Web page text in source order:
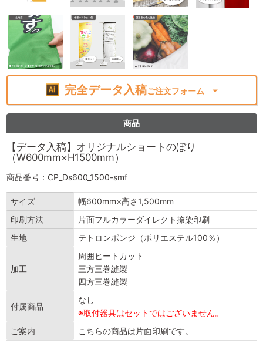
完全データ入稿ご注文フォーム ⏷
商品
【データ入稿】オリジナルショートのぼり
（W600mm×H1500mm）
商品番号：CP_Ds600_1500-smf
サイズ
幅600mm×高さ1,500mm
印刷方法
片面フルカラーダイレクト捺染印刷
生地
テトロンポンジ（ポリエステル100％）
加工
周囲ヒートカット
三方三巻縫製
四方三巻縫製
付属商品
なし
※取付器具はセットではございません。
ご案内
こちらの商品は片面印刷です。